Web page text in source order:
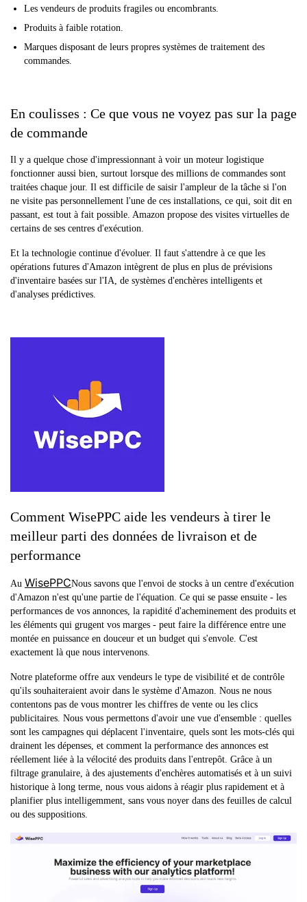
Les vendeurs de produits fragiles ou encombrants.
Produits à faible rotation.
Marques disposant de leurs propres systèmes de traitement des
commandes.
En coulisses : Ce que vous ne voyez pas sur la page
de commande
Il y a quelque chose d'impressionnant à voir un moteur logistique
fonctionner aussi bien, surtout lorsque des millions de commandes sont
traitées chaque jour. Il est difficile de saisir l'ampleur de la tâche si l'on
ne visite pas personnellement l'une de ces installations, ce qui, soit dit en
passant, est tout à fait possible. Amazon propose des visites virtuelles de
certains de ses centres d'exécution.
Et la technologie continue d'évoluer. Il faut s'attendre à ce que les
opérations futures d'Amazon intègrent de plus en plus de prévisions
d'inventaire basées sur l'IA, de systèmes d'enchères intelligents et
d'analyses prédictives.
Comment WisePPC aide les vendeurs à tirer le
meilleur parti des données de livraison et de
performance
Au WisePPCNous savons que l'envoi de stocks à un centre d'exécution
d'Amazon n'est qu'une partie de l'équation. Ce qui se passe ensuite - les
performances de vos annonces, la rapidité d'acheminement des produits et
les éléments qui grugent vos marges - peut faire la différence entre une
montée en puissance en douceur et un budget qui s'envole. C'est
exactement là que nous intervenons.
Notre plateforme offre aux vendeurs le type de visibilité et de contrôle
qu'ils souhaiteraient avoir dans le système d'Amazon. Nous ne nous
contentons pas de vous montrer les chiffres de vente ou les clics
publicitaires. Nous vous permettons d'avoir une vue d'ensemble : quelles
sont les campagnes qui déplacent l'inventaire, quels sont les mots-clés qui
drainent les dépenses, et comment la performance des annonces est
réellement liée à la vélocité des produits dans l'entrepôt. Grâce à un
filtrage granulaire, à des ajustements d'enchères automatisés et à un suivi
historique à long terme, nous vous aidons à réagir plus rapidement et à
planifier plus intelligemment, sans vous noyer dans des feuilles de calcul
ou des suppositions.